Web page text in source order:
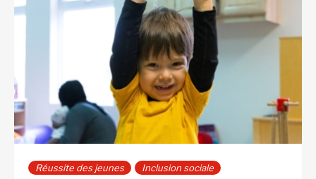
Réussite des jeunes Inclusion sociale